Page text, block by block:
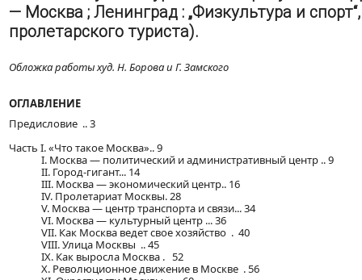
— Москва ; Ленинград : „Физкультура и
пролетарского туриста).
Обложка работы худ. Н. Борова и Г. Замского
ОГЛАВЛЕНИЕ
Предисловие .. 3
Часть I. «Что такое Москва».. 9
I. Москва — политический и административный центр .. 9
II. Город-гигант... 14
III. Москва — экономический центр.. 16
IV. Пролетариат Москвы. 28
V. Москва — центр транспорта и связи... 34
VI. Москва — культурный центр ... 36
VII. Как Москва ведет свое хозяйство . 40
VIII. Улица Москвы .. 45
IX. Как выросла Москва . 52
X. Революционное движение в Москве . 56